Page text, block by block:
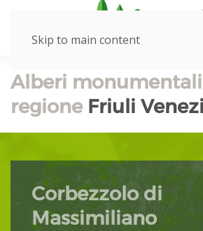
Skip to main content
Alberi
regione Friuli
Corbezzolo di
Massimiliano